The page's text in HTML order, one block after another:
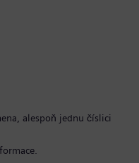
alespoň jednu číslici